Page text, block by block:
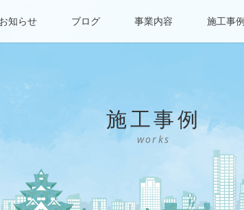
知らせ ブログ 事業内容 施工事例
施工事例
works